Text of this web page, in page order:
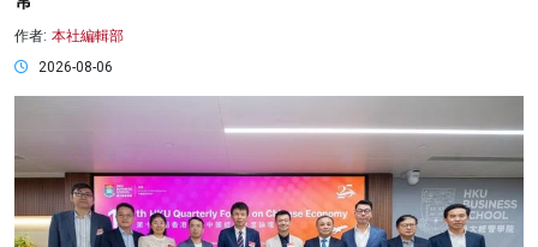
作者: 本社編輯部
2026-08-06